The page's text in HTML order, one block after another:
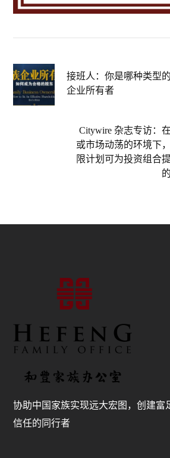
接班人：你是哪种类型
企业所有者
Citywire 杂志专访：
或市场动荡的环境下
限计划可为投资组合
协助中国家族实现远大宏图，创建富
信任的同行者